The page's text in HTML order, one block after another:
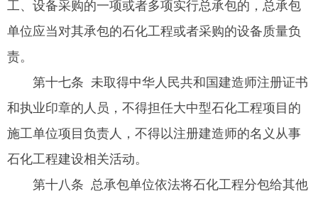
工、设备采购的一项或者多项实行总承包的，总承包
单位应当对其承包的石化工程或者采购的设备质量负
责。
第十七条 未取得中华人民共和国建造师注册证书
和执业印章的人员，不得担任大中型石化工程项目的
施工单位项目负责人，不得以注册建造师的名义从事
石化工程建设相关活动。
第十八条 总承包单位依法将石化工程分包给其他